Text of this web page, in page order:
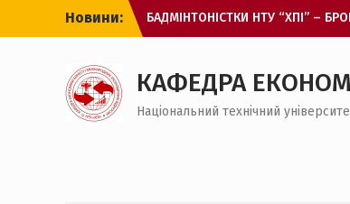
Новини:
БАДМІНТОНІСТКИ НТУ “ХПІ” –
ПРИЗЕРКИ ЧЕМПІОНАТУ ЄВРОПИ
ОНЛАЙН-ЗУСТРІЧ ДЛЯ
МАГІСТРАТУРИ
ЗАХІД ДЛЯ ЗДОБУВАЧІВ ВИЩОЇ
КАФЕДРА
Національний технічний